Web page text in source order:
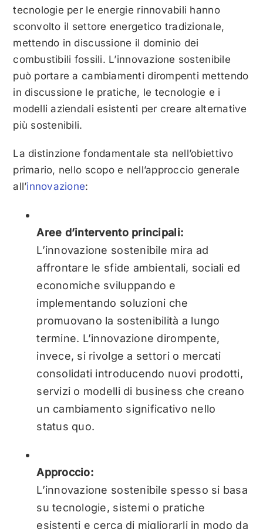
tecnologie per le energie rinnovabili hanno
sconvolto il settore energetico tradizionale,
mettendo in discussione il dominio dei
combustibili fossili. L’innovazione sostenibile
può portare a cambiamenti dirompenti mettendo
in discussione le pratiche, le tecnologie e i
modelli aziendali esistenti per creare alternative
più sostenibili.
La distinzione fondamentale sta nell’obiettivo
primario, nello scopo e nell’approccio generale
all’innovazione:
Aree d’intervento principali:
L’innovazione sostenibile mira ad
affrontare le sfide ambientali, sociali ed
economiche sviluppando e
implementando soluzioni che
promuovano la sostenibilità a lungo
termine. L’innovazione dirompente,
invece, si rivolge a settori o mercati
consolidati introducendo nuovi prodotti,
servizi o modelli di business che creano
un cambiamento significativo nello
status quo.
Approccio:
L’innovazione sostenibile spesso si basa
su tecnologie, sistemi o pratiche
esistenti e cerca di migliorarli in modo da